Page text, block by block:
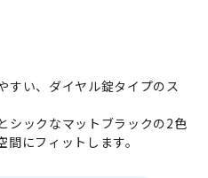
すい、ダイヤル錠タイプのス
シックなマットブラックの2色
にフィットします。